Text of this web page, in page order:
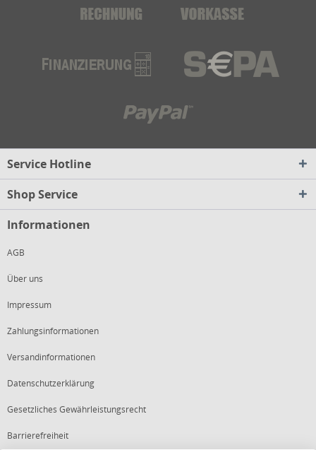
Service Hotline
Shop Service
Informationen
AGB
Über uns
Impressum
Zahlungsinformationen
Versandinformationen
Datenschutzerklärung
Gesetzliches Gewährleistungsrecht
Barrierefreiheit